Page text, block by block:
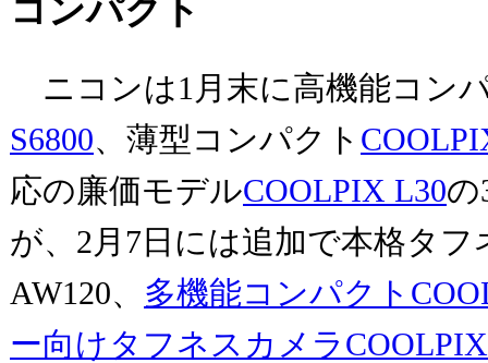
コンパクト
ニコンは1月末に高機能コン
S6800、薄型コンパクト
応の廉価モデルCOOLPIX L30の
が、2月7日には追加で本格タ
AW120、 多機能コンパクト
ー向けタフネスカメラ